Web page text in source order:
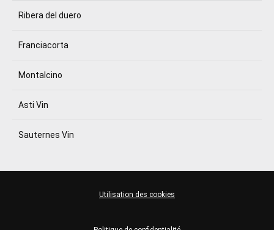
Ribera del duero
Franciacorta
Montalcino
Asti Vin
Sauternes Vin
Utilisation des cookies